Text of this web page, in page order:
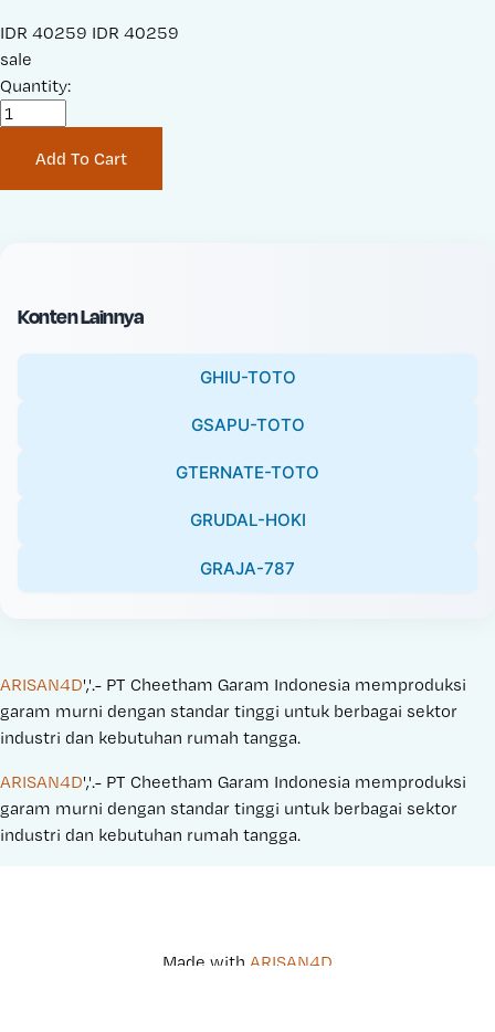
S
a
l
e
i
IDR 40259 O
n
a
c
e
IDR 40259
sale
Quantity:
Add To Cart
Konten Lainnya
GHIU-TOTO
GSAPU-TOTO
GTERNATE-TOTO
GRUDAL-HOKI
GRAJA-787
ARISAN4D','.- PT Cheetham Garam Indonesia memproduksi
garam murni dengan standar tinggi untuk berbagai sektor
industri dan kebutuhan rumah tangga.
ARISAN4D','.- PT Cheetham Garam Indonesia memproduksi
garam murni dengan standar tinggi untuk berbagai sektor
industri dan kebutuhan rumah tangga.
Made with ARISAN4D